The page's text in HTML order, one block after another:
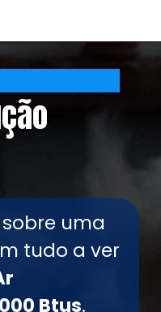
uma
tudo a ver
Btus.